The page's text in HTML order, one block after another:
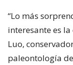
“Lo más
interesante es
Luo,
paleontología